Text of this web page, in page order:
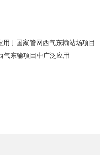
于国家管网西气东输站场项目
气东输项目中广泛应用